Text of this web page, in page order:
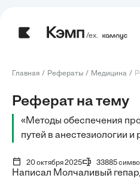
/ех.
Главная Рефераты Медицина
Реферат на тему
«Методы обеспечения
путей в анестезиологии
20 октября 2025 33885
Написал Молчаливый